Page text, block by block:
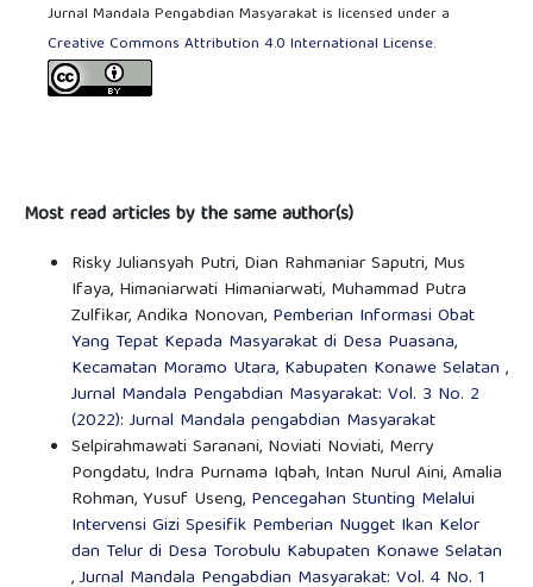
Jurnal Mandala Pengabdian Masyarakat is licensed under a
Creative Commons Attribution 4.0 International License.
Most read articles by the same author(s)
Risky Juliansyah Putri, Dian Rahmaniar Saputri, Mus
Ifaya, Himaniarwati Himaniarwati, Muhammad Putra
Zulfikar, Andika Nonovan, Pemberian Informasi Obat
Yang Tepat Kepada Masyarakat di Desa Puasana,
Kecamatan Moramo Utara, Kabupaten Konawe Selatan ,
Jurnal Mandala Pengabdian Masyarakat: Vol. 3 No. 2
(2022): Jurnal Mandala pengabdian Masyarakat
Selpirahmawati Saranani, Noviati Noviati, Merry
Pongdatu, Indra Purnama Iqbah, Intan Nurul Aini, Amalia
Rohman, Yusuf Useng, Pencegahan Stunting Melalui
Intervensi Gizi Spesifik Pemberian Nugget Ikan Kelor
dan Telur di Desa Torobulu Kabupaten Konawe Selatan
,Jurnal Mandala Pengabdian Masyarakat: Vol. 4 No. 1